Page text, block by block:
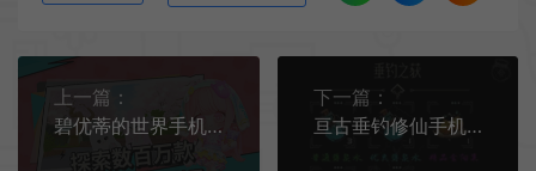
上一篇：
碧优蒂的世界手机版游戏[Android][v1.0.4]
下一篇：
亘古垂钓修仙手机游戏[Android][v1.0.0.1]